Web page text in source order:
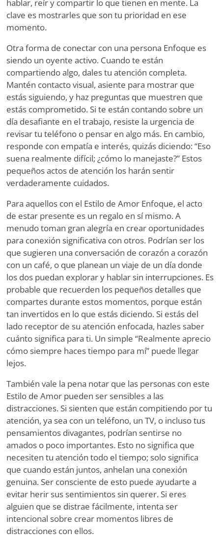
hablar, reír y compartir lo que tienen en mente. La
clave es mostrarles que son tu prioridad en ese
momento.
Otra forma de conectar con una persona Enfoque es
siendo un oyente activo. Cuando te están
compartiendo algo, dales tu atención completa.
Mantén contacto visual, asiente para mostrar que
estás siguiendo, y haz preguntas que muestren que
estás comprometido. Si te están contando sobre un
día desafiante en el trabajo, resiste la urgencia de
revisar tu teléfono o pensar en algo más. En cambio,
responde con empatía e interés, quizás diciendo: “Eso
suena realmente difícil; ¿cómo lo manejaste?” Estos
pequeños actos de atención los harán sentir
verdaderamente cuidados.
Para aquellos con el Estilo de Amor Enfoque, el acto
de estar presente es un regalo en sí mismo. A
menudo toman gran alegría en crear oportunidades
para conexión significativa con otros. Podrían ser los
que sugieren una conversación de corazón a corazón
con un café, o que planean un viaje de un día donde
los dos puedan explorar y hablar sin interrupciones. Es
probable que recuerden los pequeños detalles que
compartes durante estos momentos, porque están
tan invertidos en lo que estás diciendo. Si estás del
lado receptor de su atención enfocada, hazles saber
cuánto significa para ti. Un simple “Realmente aprecio
cómo siempre haces tiempo para mí” puede llegar
lejos.
También vale la pena notar que las personas con este
Estilo de Amor pueden ser sensibles a las
distracciones. Si sienten que están compitiendo por tu
atención, ya sea con un teléfono, un TV, o incluso tus
pensamientos divagantes, podrían sentirse no
amados o poco importantes. Esto no significa que
necesiten tu atención todo el tiempo; solo significa
que cuando están juntos, anhelan una conexión
genuina. Ser consciente de esto puede ayudarte a
evitar herir sus sentimientos sin querer. Si eres
alguien que se distrae fácilmente, intenta ser
intencional sobre crear momentos libres de
distracciones con ellos.